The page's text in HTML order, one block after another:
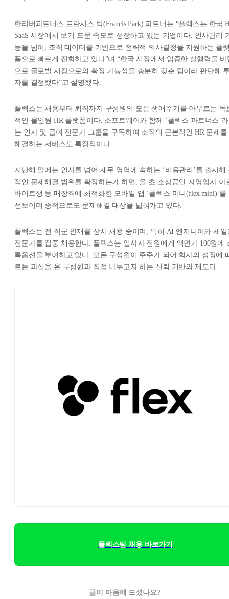
한리버파트너스 프란시스 박(Francis Park) 파트너는 “플렉스는 한국
SaaS 시장에서 보기 드문 속도로 성장하고 있는 기업이다. 인사관리
능을 넘어, 조직 데이터를 기반으로 전략적 의사결정을 지원하는 플
폼으로 빠르게 진화하고 있다”며 “한국 시장에서 입증한 실행력을 바
으로 글로벌 시장으로의 확장 가능성을 충분히 갖춘 팀이라 판단해
자를 결정했다”고 설명했다.
플렉스는 채용부터 퇴직까지 구성원의 모든 생애주기를 아우르는 독
적인 올인원 HR 플랫폼이다. 소프트웨어와 함께 ‘플렉스 파트너스’라
는 인사 및 급여 전문가 그룹을 구독하여 조직의 근본적인 HR 문제를
해결하는 서비스도 특징적이다.
지난해 말에는 인사를 넘어 재무 영역에 속하는 ‘비용관리’를 출시해
적인 문제해결 범위를 확장하는가 하면, 올 초 소상공인·자영업자·아
바이트생 등 매장직에 최적화한 모바일 앱 ‘플렉스 미니(flex mini)’를
선보이며 종적으로도 문제해결 대상을 넓혀가고 있다.
플렉스는 전 직군 인재를 상시 채용 중이며, 특히 AI 엔지니어와 세일
전문가를 집중 채용한다. 플렉스는 입사자 전원에게 액면가 100원에
톡옵션을 부여하고 있다. 모든 구성원이 주주가 되어 회사의 성장에
르는 과실을 온 구성원과 직접 나누고자 하는 신뢰 기반의 제도다.
플렉스팀 채용 바로가기
글이 마음에 드셨나요?